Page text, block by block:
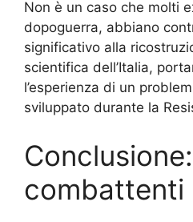
Non è un caso che molti
dopoguerra, abbiano
significativo alla
scientifica dell’Italia,
l’esperienza di un
sviluppato durante la
combattenti